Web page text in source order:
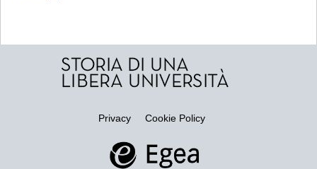
Privacy Cookie Policy